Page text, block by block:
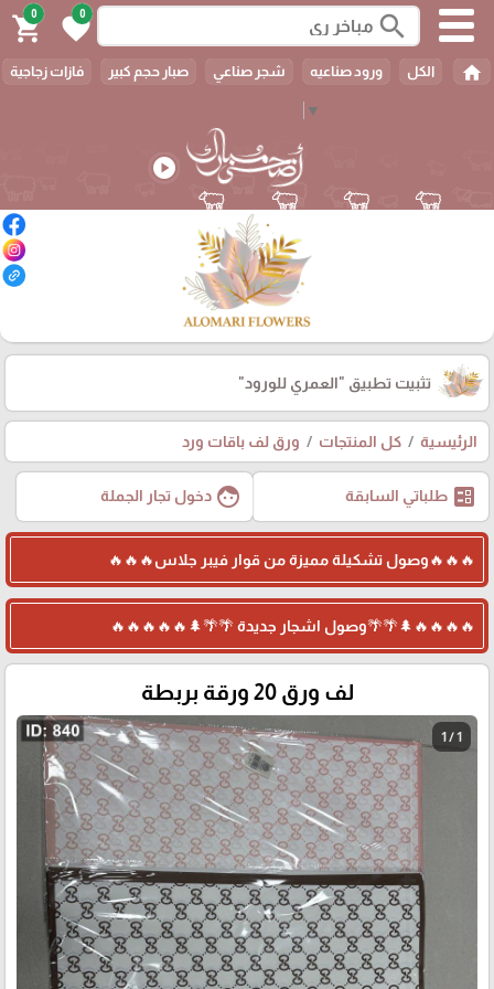
▼
search
0
favorite
0
shopping_cart
home الكل ورود صناعيه شجر صناعي صبار حجم كبير فازات زجاجية
play_circle
تثبيت تطبيق "العمري للورود"
الرئيسية كل المنتجات ورق لف باقات ورد
ballot طلباتي السابقة face دخول تجار الجملة
🔥🔥🔥وصول تشكيلة مميزة من قوار فيبر جلاس🔥🔥🔥
🔥🔥🔥🔥🌲🌴🌴وصول اشجار جديدة 🌴🌴🌲🔥🔥🔥🔥🔥
لف ورق 20 ورقة بربطة
1 / 1